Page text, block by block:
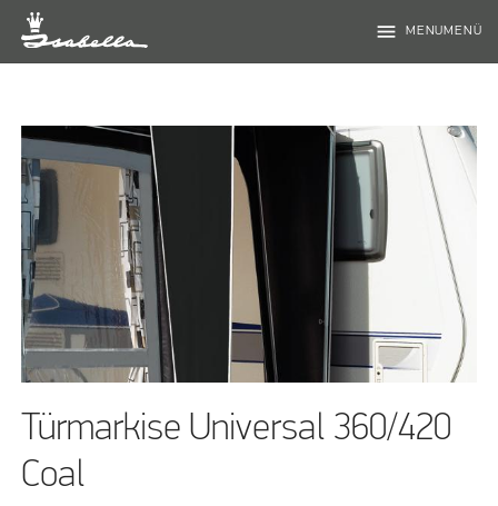
menu MENUMENÜ
Türmarkise Universal 360/420
Coal